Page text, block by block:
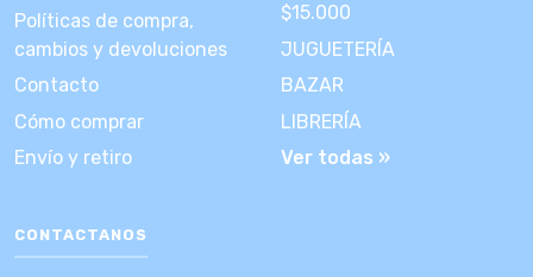
Políticas de compra,
cambios y devoluciones
Contacto
Cómo comprar
Envío y retiro
$15.000
JUGUETERÍA
BAZAR
LIBRERÍA
Ver todas »
CONTACTANOS